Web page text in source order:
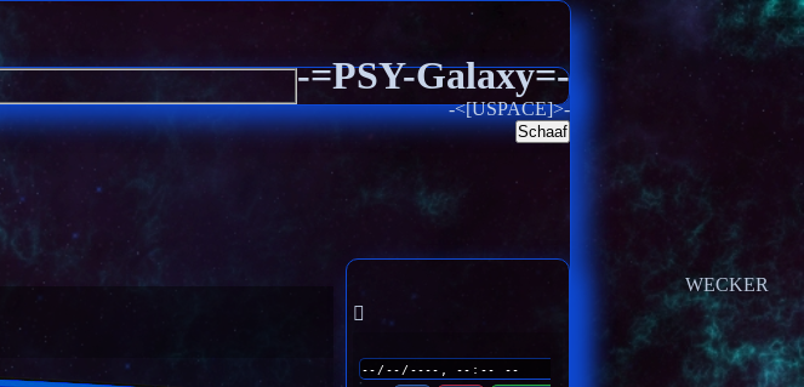
-=PSY-Galaxy=-
-<[USPACE]>-
Schaaf
WECKER